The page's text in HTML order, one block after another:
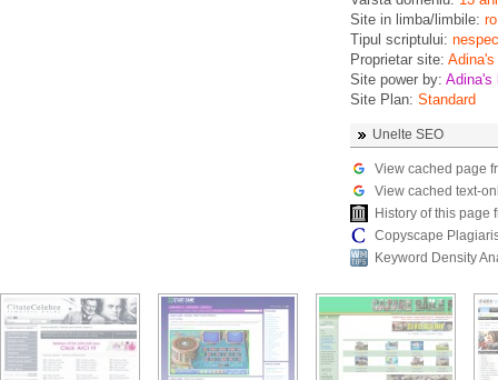
Site in limba/limbile: ro
Tipul scriptului:
Proprietar site:
Site power by: Adina's
Site Plan: Standard
Unelte SEO
View cached page
View cached text-
History of this page
Copyscape
Keyword Density